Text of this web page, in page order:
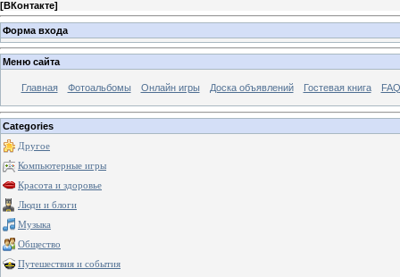
[ВКонтакте]
Форма входа
Меню сайта
Главная Фотоальбомы Онлайн игры Доска объявлений Гостевая книга
Categories
Другое
Компьютерные игры
Красота и здоровье
Люди и блоги
Музыка
Общество
Путешествия и события